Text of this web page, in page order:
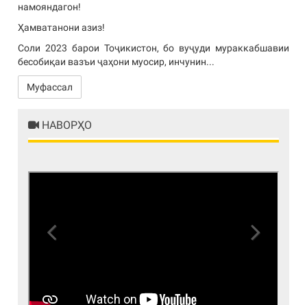
намояндагон!
Ҳамватанони азиз!
Соли 2023 барои Тоҷикистон, бо вуҷуди мураккабшавии
бесобиқаи вазъи ҷаҳони муосир, инчунин...
Муфассал
НАВОРҲО